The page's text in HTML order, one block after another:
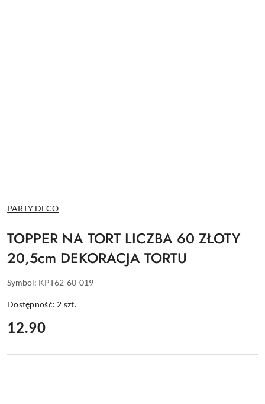
NAZWA
PRODUCENTA:
PARTY DECO
TOPPER NA TORT LICZBA 60 ZŁOTY
20,5cm DEKORACJA TORTU
Symbol: KPT62-60-019
Dostępność: 2 szt.
cena:
12.90